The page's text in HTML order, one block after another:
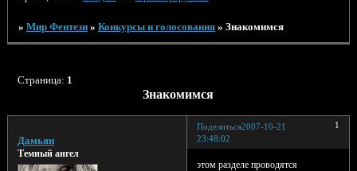
» Мир Фентези » Конкурсы и голосования » Знакомимся
Знакомимся
Страница: 1
Поделиться 1
2007-10-21
23:48:02
Дамьян
Темный ангел
этом разделе проводятся